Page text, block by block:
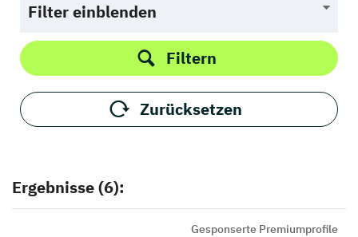
Filter einblenden
Filtern
Zurücksetzen
Ergebnisse (6):
Gesponserte Premiumprofile